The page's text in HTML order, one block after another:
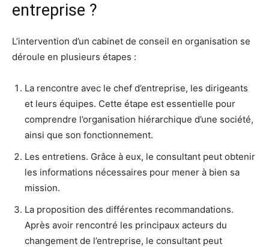
entreprise ?
L’intervention d’un cabinet de conseil en organisation se
déroule en plusieurs étapes :
La rencontre avec le chef d’entreprise, les dirigeants
et leurs équipes. Cette étape est essentielle pour
comprendre l’organisation hiérarchique d’une société,
ainsi que son fonctionnement.
Les entretiens. Grâce à eux, le consultant peut obtenir
les informations nécessaires pour mener à bien sa
mission.
La proposition des différentes recommandations.
Après avoir rencontré les principaux acteurs du
changement de l’entreprise, le consultant peut